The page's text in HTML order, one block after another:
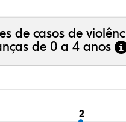
de casos de
de 0 a 4 anos
2
2